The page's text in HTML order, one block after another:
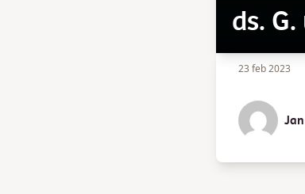
ds.
23 feb 2023